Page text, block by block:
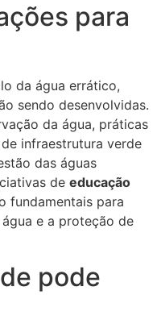
para
da água errático,
sendo desenvolvidas.
da água, práticas
infraestrutura verde
das águas
de educação
fundamentais para
e a proteção de
pode